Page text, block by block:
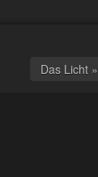
Das Licht »